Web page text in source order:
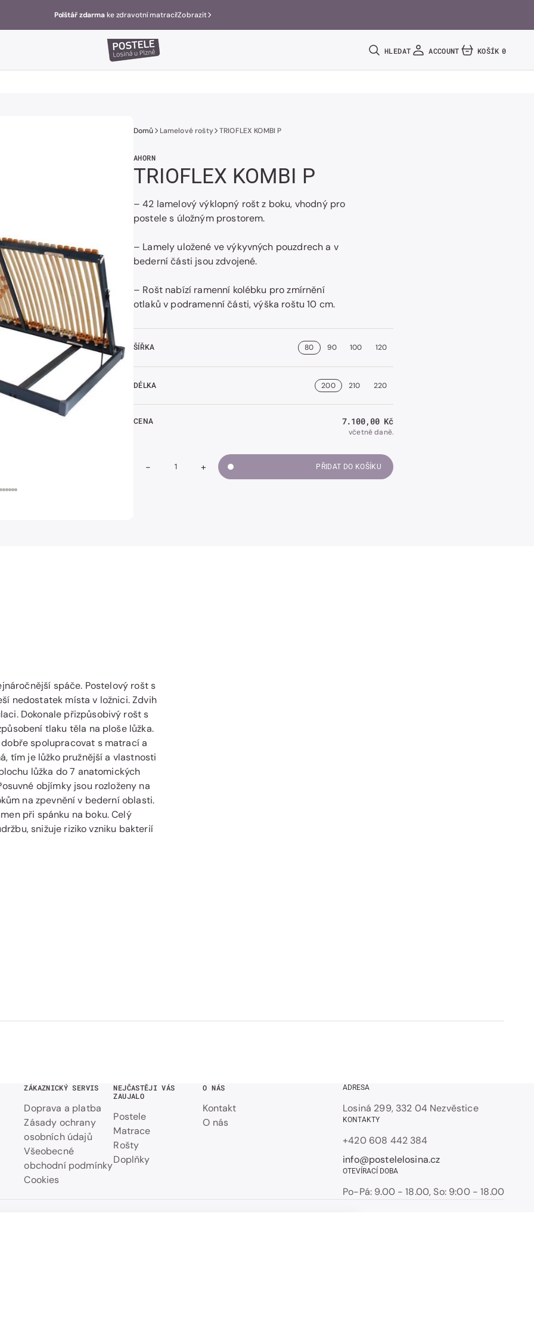
Polštář zdarmake zdravotní matraci!Zobrazit
HLEDAT ACCOUNT KOŠÍK 0
POLOŽEK
obrázek
číslo
galerii.
Domů Lamelové rošty TRIOFLEX KOMBI P
AHORN
TRIOFLEX KOMBI P
– 42 lamelový výklopný rošt z boku, vhodný pro
postele s úložným prostorem.
– Lamely uložené ve výkyvných pouzdrech a v
bederní části jsou zdvojené.
– Rošt nabízí ramenní kolébku pro zmírnění
otlaků v podramenní části, výška roštu 10 cm.
ŠÍŘKA 80 90 100 120
DÉLKA 200 210 220
CENA Běžná
cena
7.100,00 Kč
včetně daně.
Snížit
-
Zvýšit
množství
+ PŘIDAT DO KOŠÍKU
spáče. Postelový rošt s
nedostatek místa v ložnici. Zdvih
Dokonale přizpůsobivý rošt s
tlaku těla na ploše lůžka.
spolupracovat s matrací a
tím je lůžko pružnější a vlastnosti
lůžka do 7 anatomických
objímky jsou rozloženy na
na zpevnění v bederní oblasti.
při spánku na boku. Celý
snižuje riziko vzniku bakterií
ZÁKAZNICKÝ SERVIS
Doprava a platba
Zásady ochrany
osobních údajů
Všeobecné
obchodní podmínky
Cookies
NEJČASTĚJI VÁS
ZAUJALO
Postele
Matrace
Rošty
Doplňky
O NÁS
Kontakt
O nás
ADRESA
Losiná 299, 332 04 Nezvěstice
KONTAKTY
+420 608 442 384
info@postelelosina.cz
OTEVÍRACÍ DOBA
Po-Pá: 9.00 - 18.00, So: 9:00 - 18.00